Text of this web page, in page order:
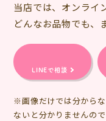
当店では、オンライ
どんなお品物でも、
LINEで相談
※画像だけでは分から
ないと分かりませんので